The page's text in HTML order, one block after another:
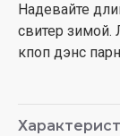
Надевайте
свитер зимой.
кпоп дэнс